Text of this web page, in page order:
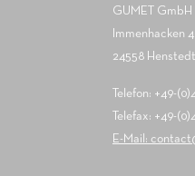
GUMET GmbH
Immenhacken 4
24558
Telefon: +49-
Telefax: +49-
E-Mail: